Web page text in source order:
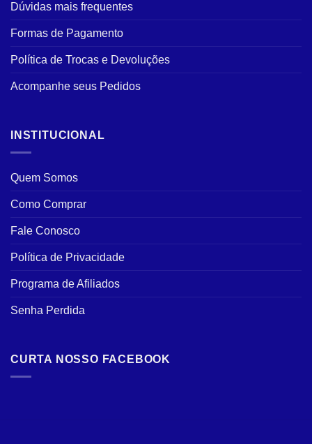
Dúvidas mais frequentes
Formas de Pagamento
Política de Trocas e Devoluções
Acompanhe seus Pedidos
INSTITUCIONAL
Quem Somos
Como Comprar
Fale Conosco
Política de Privacidade
Programa de Afiliados
Senha Perdida
CURTA NOSSO FACEBOOK